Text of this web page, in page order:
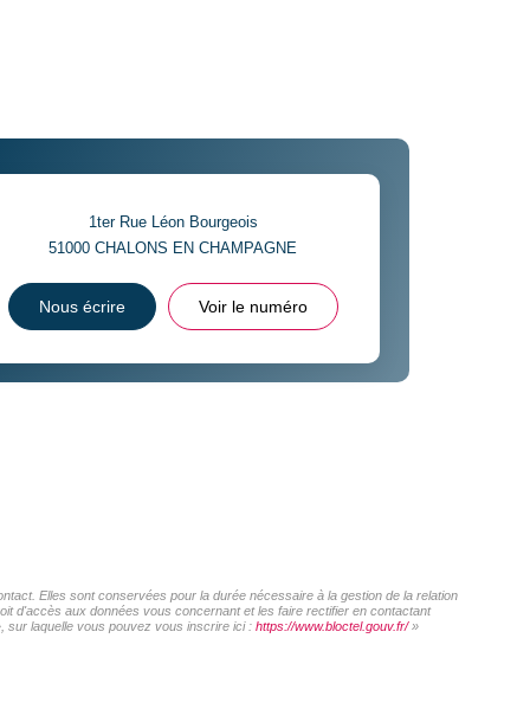
1ter Rue Léon Bourgeois
51000CHALONS EN CHAMPAGNE
Nous écrire Voir le numéro
Elles sont conservées pour la durée nécessaire à la gestion de la relation
d'accès aux données vous concernant et les faire rectifier en contactant
sur laquelle vous pouvez vous inscrire ici : https://www.bloctel.gouv.fr/»